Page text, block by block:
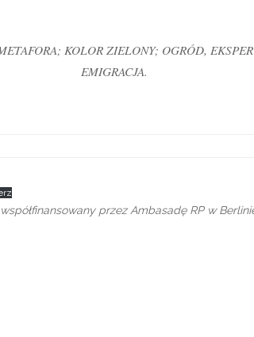
KOLOR ZIELONY; OGRÓD,
EMIGRACJA.
przez Ambasadę RP w